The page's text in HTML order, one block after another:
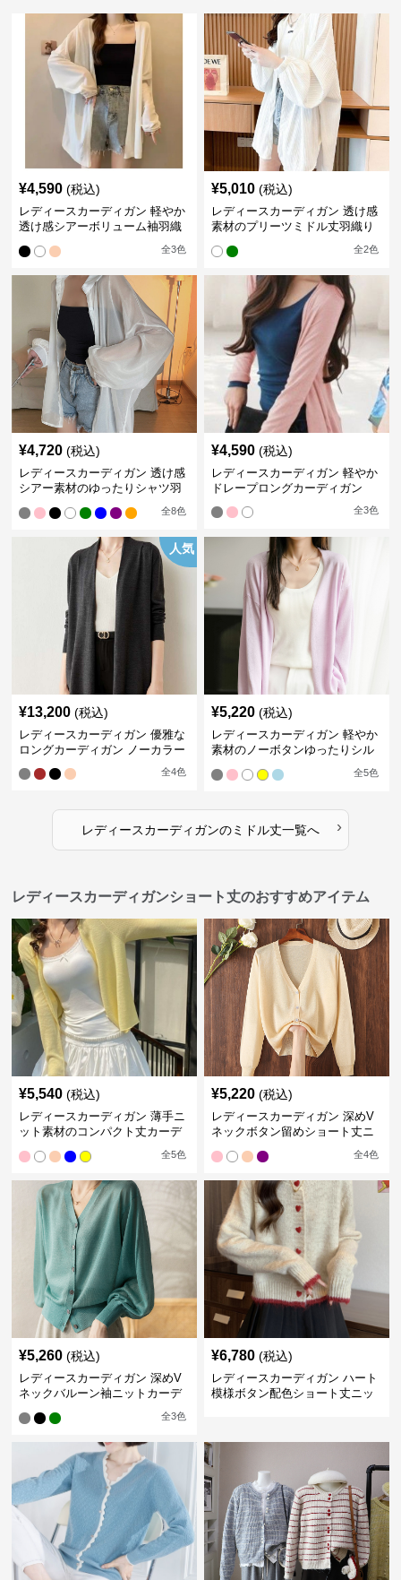
¥4,590 (税込)
レディースカーディガン 軽やか
透け感シアーボリューム袖羽織
全3色
¥5,010 (税込)
レディースカーディガン 透け感
素材のプリーツミドル丈羽織り
全2色
¥4,720 (税込)
レディースカーディガン 透け感
シアー素材のゆったりシャツ羽
全8色
¥4,590 (税込)
レディースカーディガン 軽やか
ドレープロングカーディガン
全3色
人気
¥13,200 (税込)
レディースカーディガン 優雅な
ロングカーディガン ノーカラー
全4色
¥5,220 (税込)
レディースカーディガン 軽やか
素材のノーボタンゆったりシル
全5色
レディースカーディガンのミドル丈一覧へ ›
レディースカーディガンショート丈のおすすめアイテム
¥5,540 (税込)
レディースカーディガン 薄手ニ
ット素材のコンパクト丈カーデ
全5色
¥5,220 (税込)
レディースカーディガン 深めV
ネックボタン留めショート丈ニ
全4色
¥5,260 (税込)
レディースカーディガン 深めV
ネックバルーン袖ニットカーデ
全3色
¥6,780 (税込)
レディースカーディガン ハート
模様ボタン配色ショート丈ニッ